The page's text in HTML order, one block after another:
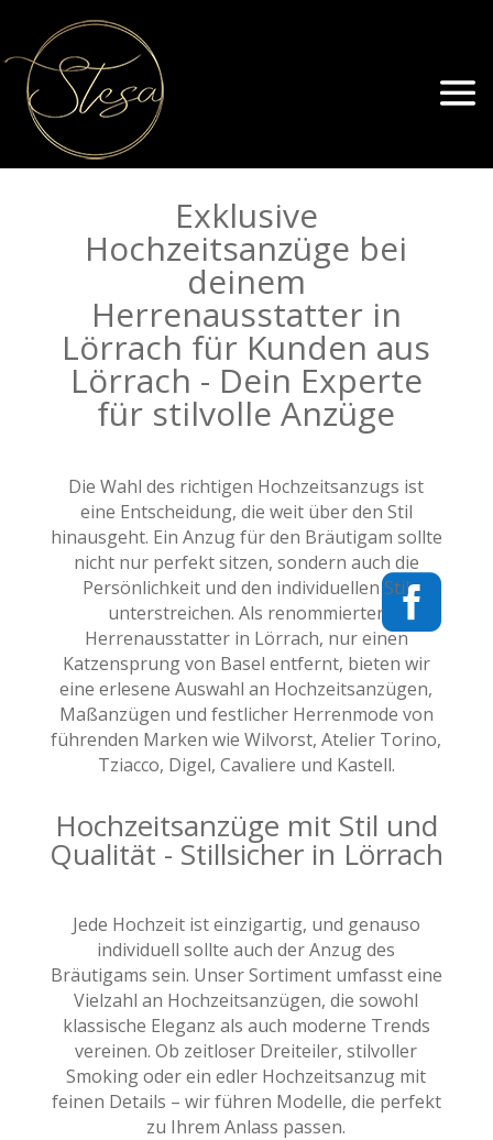
Exklusive
Hochzeitsanzüge bei
deinem
Herrenausstatter in
Lörrach für Kunden aus
Lörrach - Dein Experte
für stilvolle Anzüge
Die Wahl des richtigen Hochzeitsanzugs ist
eine Entscheidung, die weit über den Stil
hinausgeht. Ein Anzug für den Bräutigam sollte
nicht nur perfekt sitzen, sondern auch die
Persönlichkeit und den individuellen Stil
unterstreichen. Als renommierter
Herrenausstatter in Lörrach, nur einen
Katzensprung von Basel entfernt, bieten wir
eine erlesene Auswahl an Hochzeitsanzügen,
Maßanzügen und festlicher Herrenmode von
führenden Marken wie Wilvorst, Atelier Torino,
Tziacco, Digel, Cavaliere und Kastell.
Hochzeitsanzüge mit Stil und
Qualität - Stillsicher in Lörrach
Jede Hochzeit ist einzigartig, und genauso
individuell sollte auch der Anzug des
Bräutigams sein. Unser Sortiment umfasst eine
Vielzahl an Hochzeitsanzügen, die sowohl
klassische Eleganz als auch moderne Trends
vereinen. Ob zeitloser Dreiteiler, stilvoller
Smoking oder ein edler Hochzeitsanzug mit
feinen Details – wir führen Modelle, die perfekt
zu Ihrem Anlass passen.
